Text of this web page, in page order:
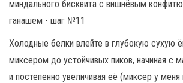
Холодные белки влейте в глубокую сухую
миксером до устойчивых пиков, начиная с
и постепенно увеличивая её (миксер у